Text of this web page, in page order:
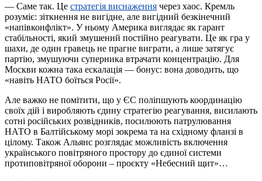
— Саме так. Це стратегія виснаження через хаос. Кремль
розуміє: зіткнення не вигідне, але вигідний безкінечний
«напівконфлікт». У ньому Америка виглядає як гарант
стабільності, який змушений постійно реагувати. Це як гра у
шахи, де один гравець не прагне виграти, а лише затягує
партію, змушуючи суперника втрачати концентрацію. Для
Москви кожна така ескалація — бонус: вона доводить, що
«навіть НАТО боїться Росії».
Але важко не помітити, що у ЄС поліпшують координацію
своїх дій і виробляють єдину стратегію реагування, висилають
сотні російських розвідників, посилюють патрулювання
НАТО в Балтійському морі зокрема та на східному фланзі в
цілому. Також Альянс розглядає можливість включення
українського повітряного простору до єдиної системи
протиповітряної оборони – проєкту «Небесний щит»…